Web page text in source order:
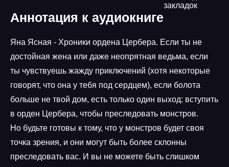
закладок
Аннотация к аудиокниге
Яна Ясная - Хроники ордена Цербера. Если ты не
достойная жена или даже неопрятная ведьма, если
ты чувствуешь жажду приключений (хотя некоторые
говорят, что она у тебя под сердцем), если болота
больше не твой дом, есть только один выход: вступить
в орден Цербера, чтобы преследовать монстров.
Но будьте готовы к тому, что у монстров будет своя
точка зрения, и они могут быть более склонны
преследовать вас. И вы не можете быть слишком